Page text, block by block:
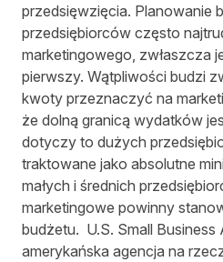
przedsięwzięcia. Planowanie
przedsiębiorców często
marketingowego, zwłaszcza
pierwszy. Wątpliwości budzi
kwoty przeznaczyć na
że dolną granicą wydatków
dotyczy to dużych
traktowane jako absolutne
małych i średnich
marketingowe powinny
budżetu. U.S. Small Business
amerykańska agencja na